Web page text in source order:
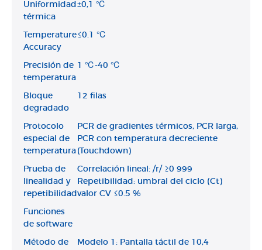
Uniformidad
térmica
±0,1 ℃
Temperature
Accuracy
≤0.1 ℃
Precisión de
temperatura
1 ℃-40 ℃
Bloque
degradado
12 filas
Protocolo
especial de
temperatura
PCR de gradientes térmicos, PCR larga,
PCR con temperatura decreciente
(Touchdown)
Prueba de
linealidad y
repetibilidad
Correlación lineal: /r/ ≥0 999
Repetibilidad: umbral del ciclo (Ct)
valor CV ≤0.5 %
Funciones
de software
Método de
Modelo 1: Pantalla táctil de 10,4